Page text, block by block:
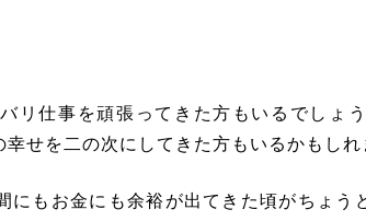
リ仕事を頑張ってきた方もいるでしょ
せを二の次にしてきた方もいるかもしれ
にもお金にも余裕が出てきた頃がちょう